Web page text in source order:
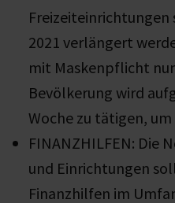
Freizeiteinrichtungen
2021 verlängert
mit Maskenpflicht
Bevölkerung wird
Woche zu tätigen,
FINANZHILFEN: Die
und Einrichtungen
Finanzhilfen im